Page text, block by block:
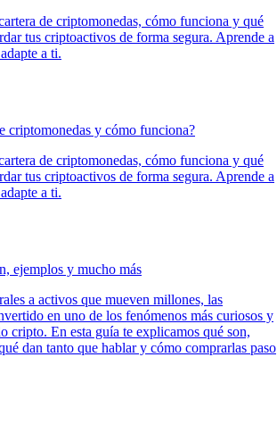
de criptomonedas, cómo funciona y qué
tus criptoactivos de forma segura. Aprende a
a ti.
criptomonedas y cómo funciona?
de criptomonedas, cómo funciona y qué
tus criptoactivos de forma segura. Aprende a
a ti.
ejemplos y mucho más
a activos que mueven millones, las
en uno de los fenómenos más curiosos y
cripto. En esta guía te explicamos qué son,
dan tanto que hablar y cómo comprarlas paso